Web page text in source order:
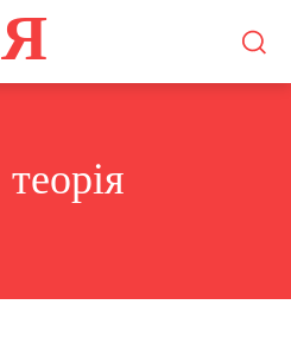
Я
теорія